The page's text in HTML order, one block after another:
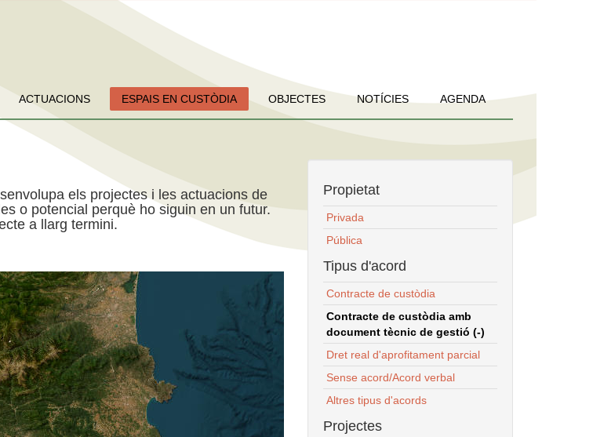
ACTUACIONS ESPAIS EN CUSTÒDIA OBJECTES NOTÍCIES AGENDA
els projectes i les actuacions de
o potencial perquè ho siguin en un futur.
a llarg termini.
Propietat
Privada
Pública
Tipus d'acord
Contracte de custòdia
Contracte de custòdia amb
document tècnic de gestió (-)
Dret real d'aprofitament parcial
Sense acord/Acord verbal
Altres tipus d'acords
Projectes